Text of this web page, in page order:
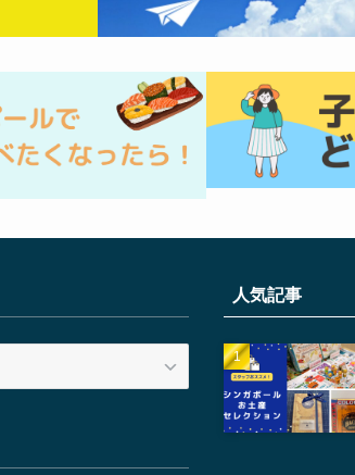
人気記事